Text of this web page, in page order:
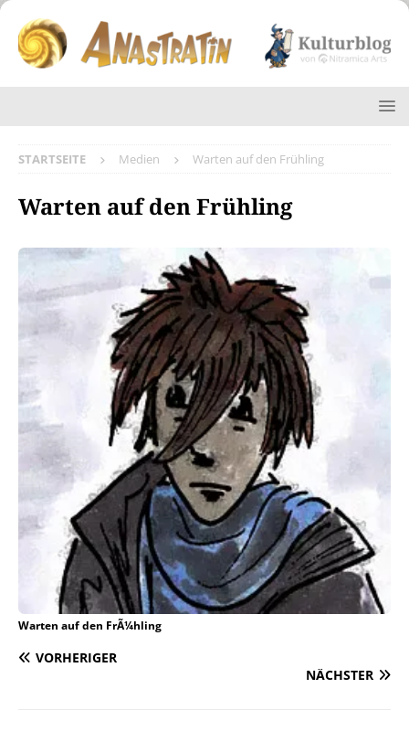
STARTSEITE Medien Warten auf den Frühling
Warten auf den Frühling
Warten auf den FrÃ¼hling
VORHERIGER
NÄCHSTER